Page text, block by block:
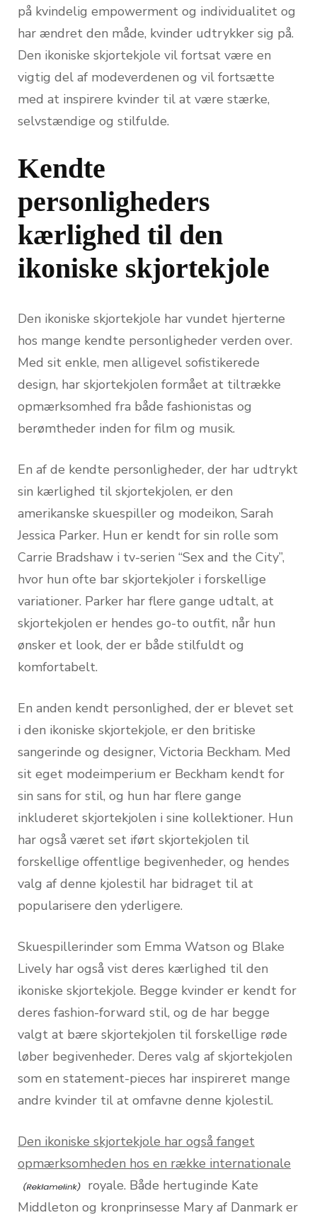
på kvindelig empowerment og individualitet og
har ændret den måde, kvinder udtrykker sig på.
Den ikoniske skjortekjole vil fortsat være en
vigtig del af modeverdenen og vil fortsætte
med at inspirere kvinder til at være stærke,
selvstændige og stilfulde.
Kendte
personligheders
kærlighed til den
ikoniske skjortekjole
Den ikoniske skjortekjole har vundet hjerterne
hos mange kendte personligheder verden over.
Med sit enkle, men alligevel sofistikerede
design, har skjortekjolen formået at tiltrække
opmærksomhed fra både fashionistas og
berømtheder inden for film og musik.
En af de kendte personligheder, der har udtrykt
sin kærlighed til skjortekjolen, er den
amerikanske skuespiller og modeikon, Sarah
Jessica Parker. Hun er kendt for sin rolle som
Carrie Bradshaw i tv-serien “Sex and the City”,
hvor hun ofte bar skjortekjoler i forskellige
variationer. Parker har flere gange udtalt, at
skjortekjolen er hendes go-to outfit, når hun
ønsker et look, der er både stilfuldt og
komfortabelt.
En anden kendt personlighed, der er blevet set
i den ikoniske skjortekjole, er den britiske
sangerinde og designer, Victoria Beckham. Med
sit eget modeimperium er Beckham kendt for
sin sans for stil, og hun har flere gange
inkluderet skjortekjolen i sine kollektioner. Hun
har også været set iført skjortekjolen til
forskellige offentlige begivenheder, og hendes
valg af denne kjolestil har bidraget til at
popularisere den yderligere.
Skuespillerinder som Emma Watson og Blake
Lively har også vist deres kærlighed til den
ikoniske skjortekjole. Begge kvinder er kendt for
deres fashion-forward stil, og de har begge
valgt at bære skjortekjolen til forskellige røde
løber begivenheder. Deres valg af skjortekjolen
som en statement-pieces har inspireret mange
andre kvinder til at omfavne denne kjolestil.
Den ikoniske skjortekjole har også fanget
opmærksomheden hos en række internationale
royale. Både hertuginde Kate
Middleton og kronprinsesse Mary af Danmark er